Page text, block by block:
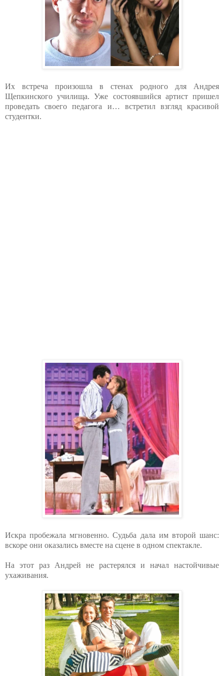
Их встреча произошла в стенах родного для Андрея
Щепкинского училища. Уже состоявшийся артист пришел
проведать своего педагога и… встретил взгляд красивой
студентки.
Искра пробежала мгновенно. Судьба дала им второй шанс:
вскоре они оказались вместе на сцене в одном спектакле.
На этот раз Андрей не растерялся и начал настойчивые
ухаживания.